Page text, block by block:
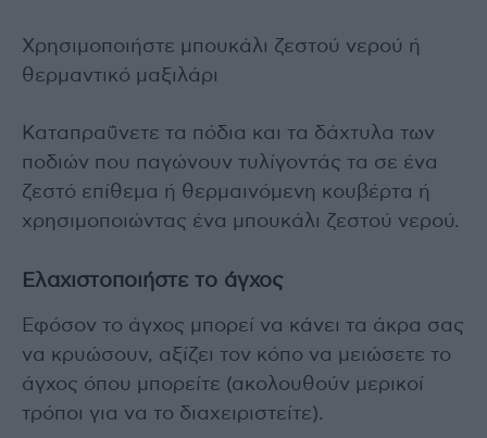
Χρησιμοποιήστε μπουκάλι ζεστού νερού ή
θερμαντικό μαξιλάρι
Καταπραΰνετε τα πόδια και τα δάχτυλα των
ποδιών που παγώνουν τυλίγοντάς τα σε ένα
ζεστό επίθεμα ή θερμαινόμενη κουβέρτα ή
χρησιμοποιώντας ένα μπουκάλι ζεστού νερού.
Ελαχιστοποιήστε το άγχος
Εφόσον το άγχος μπορεί να κάνει τα άκρα σας
να κρυώσουν, αξίζει τον κόπο να μειώσετε το
άγχος όπου μπορείτε (ακολουθούν μερικοί
τρόποι για να το διαχειριστείτε).